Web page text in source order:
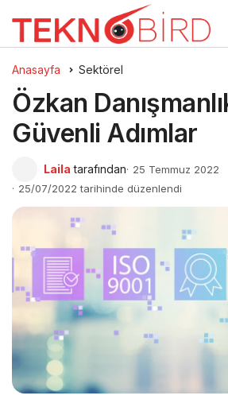
Anasayfa Sektörel
Özkan
Güvenli Adımlar
Laila tarafından
25 Temmuz 2022
25/07/2022 tarihinde düzenlendi